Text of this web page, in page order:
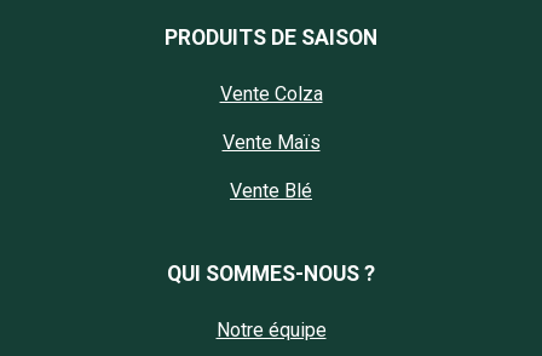
PRODUITS DE SAISON
Vente Colza
Vente Maïs
Vente Blé
QUI SOMMES-NOUS ?
Notre équipe